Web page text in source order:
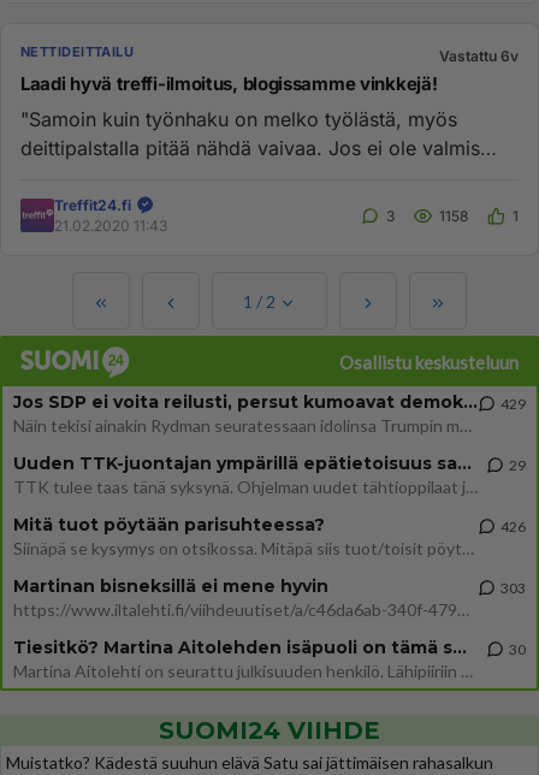
NETTIDEITTAILU Vastattu 6v
Laadi hyvä treffi-ilmoitus, blogissamme vinkkejä!
"Samoin kuin työnhaku on melko työlästä, myös
deittipalstalla pitää nähdä vaivaa. Jos ei ole valmis
Treffit24.fi
21.02.2020 11:43
3 1158 1
1 / 2
Osallistu keskusteluun
Jos SDP ei voita reilusti, persut kumoavat demokratian Suomesta
Näin tekisi ainakin Rydman seuratessaan idolinsa Trumpin mallia https://www.is.fi/politiikka/art-2000012187244.html
429
Uuden TTK-juontajan ympärillä epätietoisuus sakenee - Nyt MTV hämmentää soppaa
TTK tulee taas tänä syksynä. Ohjelman uudet tähtioppilaat julkistetaan torstaina 6. elokuuta klo 14 alkavassa lehdistö
29
Mitä tuot pöytään parisuhteessa?
Siinäpä se kysymys on otsikossa. Mitäpä siis tuot/toisit pöytään parisuhteessa? Oletko mies vai nainen? Koetko sen mitä
426
Martinan bisneksillä ei mene hyvin
https://www.iltalehti.fi/viihdeuutiset/a/c46da6ab-340f-4790-aaa7-0865eed2336 Yrityksen konkurssihakemus on tullut kärä
303
Tiesitkö? Martina Aitolehden isäpuoli on tämä suosittu laulaja
Martina Aitolehti on seurattu julkisuuden henkilö. Lähipiiriin mahtuu muitakin tunnettuja henkilöitä. Tiesitkö, että Ma
30
SUOMI24 VIIHDE
Muistatko? Kädestä suuhun elävä Satu sai jättimäisen rahasalkun